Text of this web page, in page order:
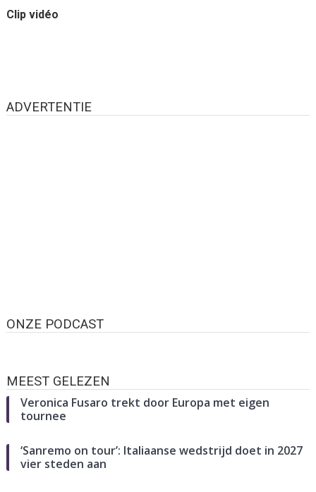
Clip vidéo
ADVERTENTIE
ONZE PODCAST
MEEST GELEZEN
Veronica Fusaro trekt door Europa met eigen
tournee
‘Sanremo on tour’: Italiaanse wedstrijd doet in 2027
vier steden aan